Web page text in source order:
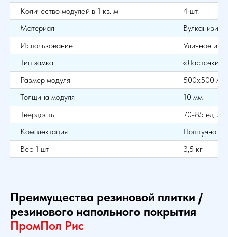
Количество модулей в 1 кв. м
4 шт.
Материал
Использование
Уличное и в
Тип замка
«Ласточкин
Размер модуля
500х500 мм
Толщина модуля
10 мм
Твердость
70-85 ед.
Комплектация
Поштучно
Вес 1 шт
3,5 кг
Преимущества резиновой плитки /
резинового напольного покрытия
ПромПол Рис